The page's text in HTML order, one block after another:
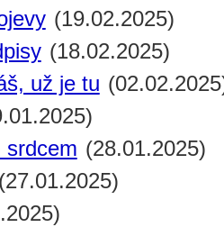
(19.02.2025)
(18.02.2025)
už je tu
srdcem (28.01.2025)
(27.01.2025)